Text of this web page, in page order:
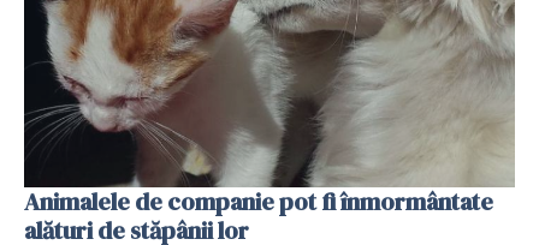
Animalele de companie pot fi înmormântate
alături de stăpânii lor